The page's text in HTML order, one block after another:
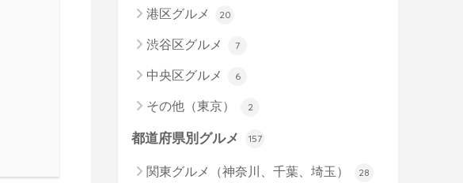
港区グルメ 20
渋谷区グルメ 7
中央区グルメ 6
その他（東京） 2
都道府県別グルメ 157
関東グルメ（神奈川、千葉、埼玉） 28